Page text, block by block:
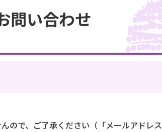
問い合わせ
で、ご了承ください（「メールアドレ